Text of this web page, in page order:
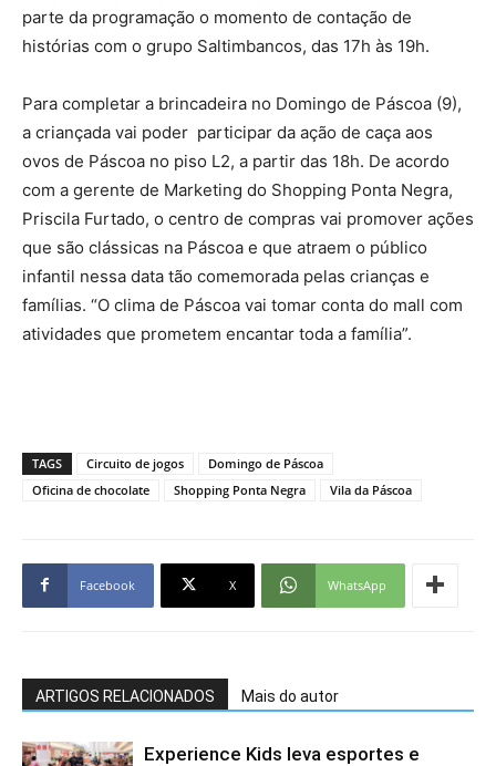
parte da programação o momento de contação de
histórias com o grupo Saltimbancos, das 17h às 19h.
Para completar a brincadeira no Domingo de Páscoa (9),
a criançada vai poder participar da ação de caça aos
ovos de Páscoa no piso L2, a partir das 18h. De acordo
com a gerente de Marketing do Shopping Ponta Negra,
Priscila Furtado, o centro de compras vai promover ações
que são clássicas na Páscoa e que atraem o público
infantil nessa data tão comemorada pelas crianças e
famílias. “O clima de Páscoa vai tomar conta do mall com
atividades que prometem encantar toda a família”.
TAGS Circuito de jogos
Domingo de Páscoa
Oficina de chocolate
Shopping Ponta Negra Vila da Páscoa
Facebook X WhatsApp
ARTIGOS RELACIONADOS Mais do autor
Experience Kids leva esportes e